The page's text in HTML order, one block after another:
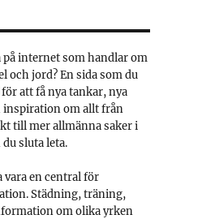
på internet som handlar om
och jord? En sida som du
att få nya tankar, nya
om allt från
till mer allmänna saker i
du sluta leta.
vara en central för
Städning, träning,
om olika yrken